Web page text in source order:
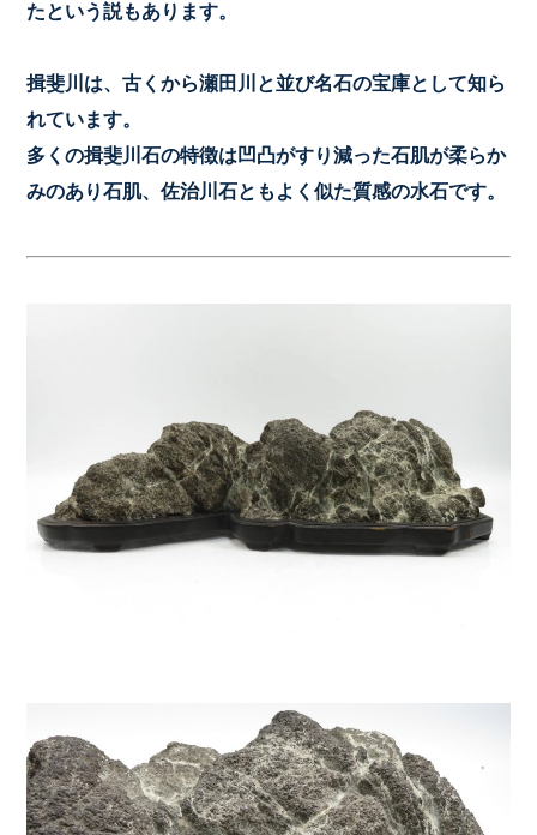
たという説もあります。
揖斐川は、古くから瀬田川と並び名石の宝庫として知ら
れています。
多くの揖斐川石の特徴は凹凸がすり減った石肌が柔らか
みのあり石肌、佐治川石ともよく似た質感の水石です。